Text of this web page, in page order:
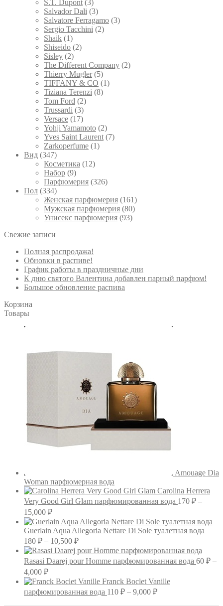
S.T. Dupont (3)
Salvador Dali (3)
Salvatore Ferragamo (3)
Sergio Tacchini (2)
Shaik (1)
Shiseido (2)
Sisley (2)
The Different Company (2)
Thierry Mugler (5)
TIFFANY & CO (1)
Tiziana Terenzi (8)
Tom Ford (2)
Trussardi (3)
Versace (17)
Yohji Yamamoto (2)
Yves Saint Laurent (7)
Zarkoperfume (1)
Вид (347)
Косметика (12)
Набор (9)
Парфюмерия (326)
Пол (334)
Женская парфюмерия (161)
Мужская парфюмерия (80)
Унисекс парфюмерия (93)
Свежие записи
Полная распродажа!
Обновки в распиве!
График работы в праздничные дни
К дню святого Валентина добавлен парный парфюм!
Большое обновление распива
Корзина
Товары
Amouage Dia
Woman парфюмерная вода
Carolina Herrera
Very Good Girl Glam парфюмированная вода 170 ₽ –
15,000 ₽Диапазон
цен:
170 ₽
–
15,000 ₽
Guerlain Aqua Allegoria Nettare Di Sole туалетная вода
180 ₽ – 10,500 ₽Диапазон
цен:
180 ₽
10,500 ₽
Rasasi Daarej pour Homme парфюмированная вода 60 ₽ –
4,000 ₽Диапазон
цен:
60 ₽
Franck Boclet Vanille
парфюмированная вода 110 ₽ – 9,000 ₽Диапазон